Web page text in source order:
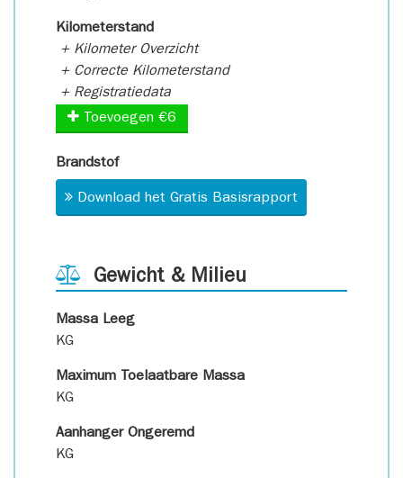
Kilometerstand
+ Kilometer Overzicht
+ Correcte Kilometerstand
+ Registratiedata
Toevoegen €6
Brandstof
Download het Gratis Basisrapport
Gewicht & Milieu
Massa Leeg
KG
Maximum Toelaatbare Massa
KG
Aanhanger Ongeremd
KG